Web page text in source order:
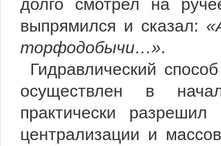
долго смотрел на
выпрямился и сказал:
торфодобычи…».
Гидравлический
осуществлен в
практически
централизации и